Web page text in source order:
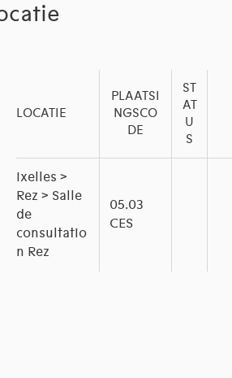
LOCATIE
PLAATSI
NGSCO
DE
ST
AT
U
S
Ixelles >
Rez > Salle
de
consultatio
n Rez
05.03
CES